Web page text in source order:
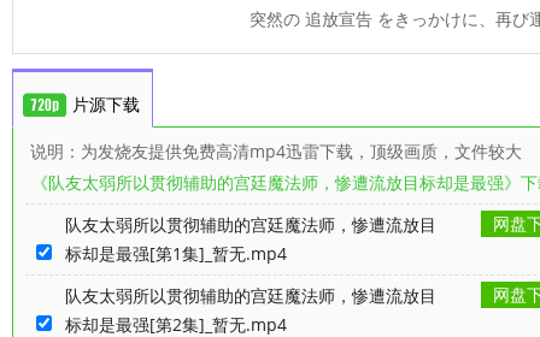
突然の 追放宣告 をきっかけに、再
片源下载
说明：为发烧友提供免费高清mp4迅雷下载，顶级画质，文件较大
《队友太弱所以贯彻辅助的宫廷魔法师，惨遭流放目标却是最强》
队友太弱所以贯彻辅助的宫廷魔法师，惨遭流放目
标却是最强[第1集]_暂无.mp4
网盘
队友太弱所以贯彻辅助的宫廷魔法师，惨遭流放目
标却是最强[第2集]_暂无.mp4
网盘